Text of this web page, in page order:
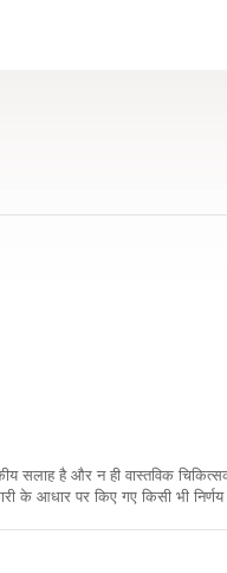
सलाह है और न ही वास्तविक
पर किए गए किसी भी निर्णय या